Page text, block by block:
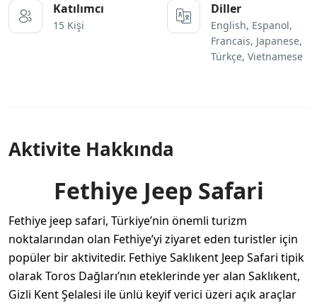
Katılımcı
15 Kişi
Diller
English, Espanol,
Francais, Japanese,
Türkçe, Vietnamese
Aktivite Hakkında
Fethiye Jeep Safari
Fethiye jeep safari, Türkiye’nin önemli turizm
noktalarından olan Fethiye’yi ziyaret eden turistler için
popüler bir aktivitedir. Fethiye Saklıkent Jeep Safari tipik
olarak Toros Dağları’nın eteklerinde yer alan Saklıkent,
Gizli Kent Şelalesi ile ünlü keyif verici üzeri açık araçlar